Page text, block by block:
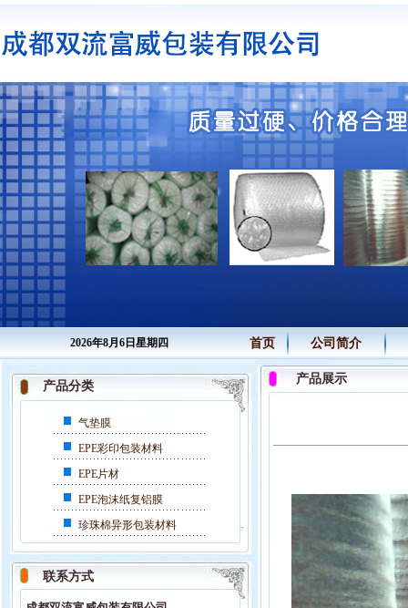
2026年8月6日星期四 首页 公司简介
产品分类
气垫膜
EPE彩印包装材料
EPE片材
EPE泡沫纸复铝膜
珍珠棉异形包装材料
联系方式
产品展示